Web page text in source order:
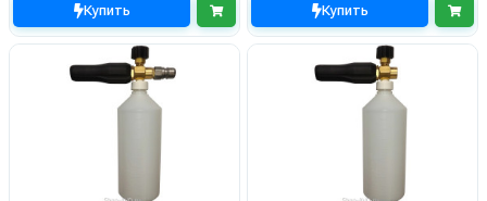
Купить Купить